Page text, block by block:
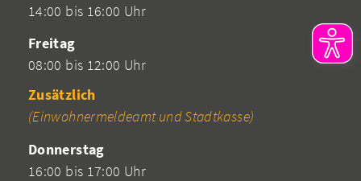
14:00 bis 16:00 Uhr
Freitag
08:00 bis 12:00 Uhr
Zusätzlich
(Einwohnermeldeamt und Stadtkasse)
Donnerstag
16:00 bis 17:00 Uhr